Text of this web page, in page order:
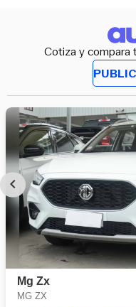
Cotiza y compara